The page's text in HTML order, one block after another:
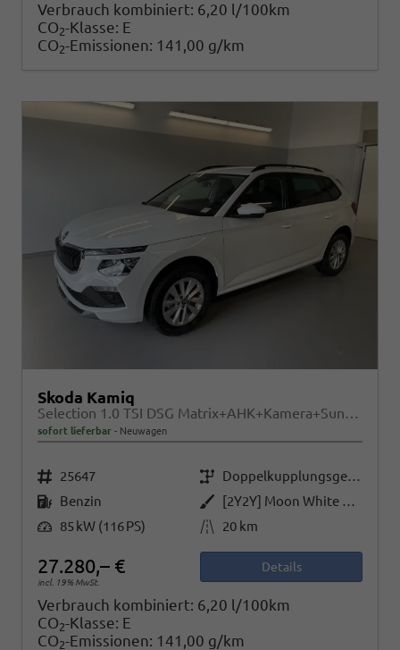
Verbrauch kombiniert: 6,20 l/100km
CO2-Klasse: E
CO2-Emissionen: 141,00 g/km
Skoda Kamiq
Selection 1.0 TSI DSG Matrix+AHK+Kamera+Sunset+PDCvohi+Kessy+Sitzheizung+GV4
sofort lieferbar Neuwagen
Fahrzeugnr. 25647 Getriebe
Doppelkupplungsgetriebe (DSG)
Kraftstoff Benzin Außenfarbe
[2Y2Y] Moon White Perleffekt
Leistung 85 kW (116 PS) Kilometerstand 20 km
27.280,– €
incl. 19% MwSt.
Details
Verbrauch kombiniert: 6,20 l/100km
CO2-Klasse: E
CO2-Emissionen: 141,00 g/km